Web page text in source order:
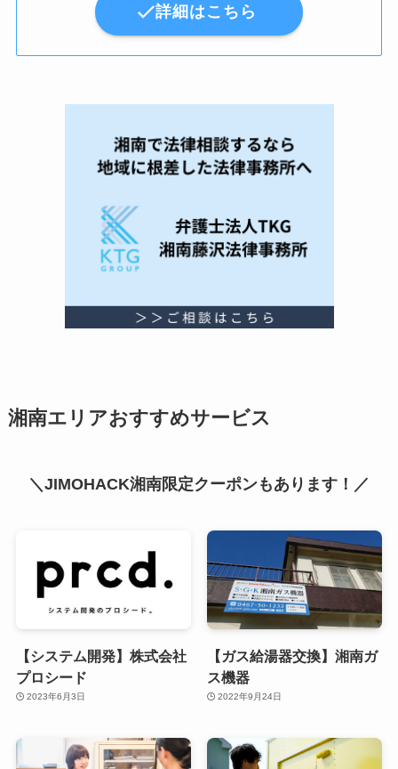
詳細はこちら
湘南エリアおすすめサービス
＼JIMOHACK湘南限定クーポンもあります！／
【システム開発】株式会社
プロシード
2023年6月3日
【ガス給湯器交換】湘南ガ
ス機器
2022年9月24日